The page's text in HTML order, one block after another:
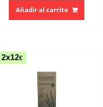
Añadir al carrito
2x12€